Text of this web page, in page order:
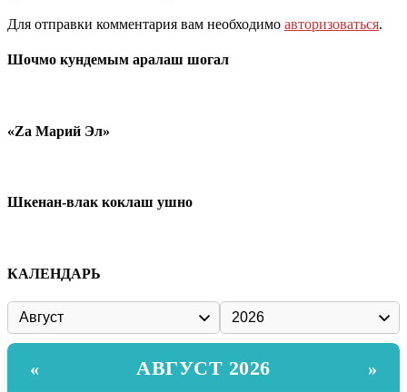
Для отправки комментария вам необходимо авторизоваться.
Шочмо кундемым аралаш шогал
«Zа Марий Эл»
Шкенан-влак коклаш ушно
КАЛЕНДАРЬ
« АВГУСТ 2026 »